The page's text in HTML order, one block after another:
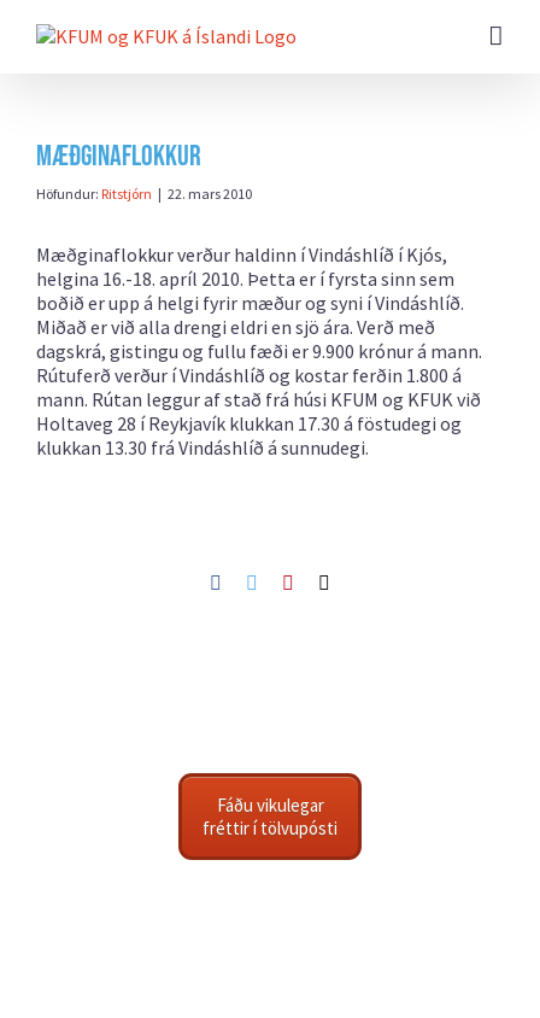
beint
Mæðginaflokkur
Höfundur: Ritstjórn | 22. mars 2010
Mæðginaflokkur verður haldinn í Vindáshlíð í Kjós,
helgina 16.-18. apríl 2010. Þetta er í fyrsta sinn sem
boðið er upp á helgi fyrir mæður og syni í Vindáshlíð.
Miðað er við alla drengi eldri en sjö ára. Verð með
dagskrá, gistingu og fullu fæði er 9.900 krónur á mann.
Rútuferð verður í Vindáshlíð og kostar ferðin 1.800 á
mann. Rútan leggur af stað frá húsi KFUM og KFUK við
Holtaveg 28 í Reykjavík klukkan 17.30 á föstudegi og
klukkan 13.30 frá Vindáshlíð á sunnudegi.
Facebook
TwitterPinterest
Fáðu vikulegar
fréttir í tölvupósti